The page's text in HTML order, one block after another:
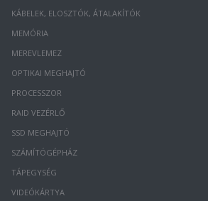
KÁBELEK, ELOSZTÓK, ÁTALAKÍTÓK
MEMÓRIA
MEREVLEMEZ
OPTIKAI MEGHAJTÓ
PROCESSZOR
RAID VEZÉRLŐ
SSD MEGHAJTÓ
SZÁMÍTÓGÉPHÁZ
TÁPEGYSÉG
VIDEÓKÁRTYA